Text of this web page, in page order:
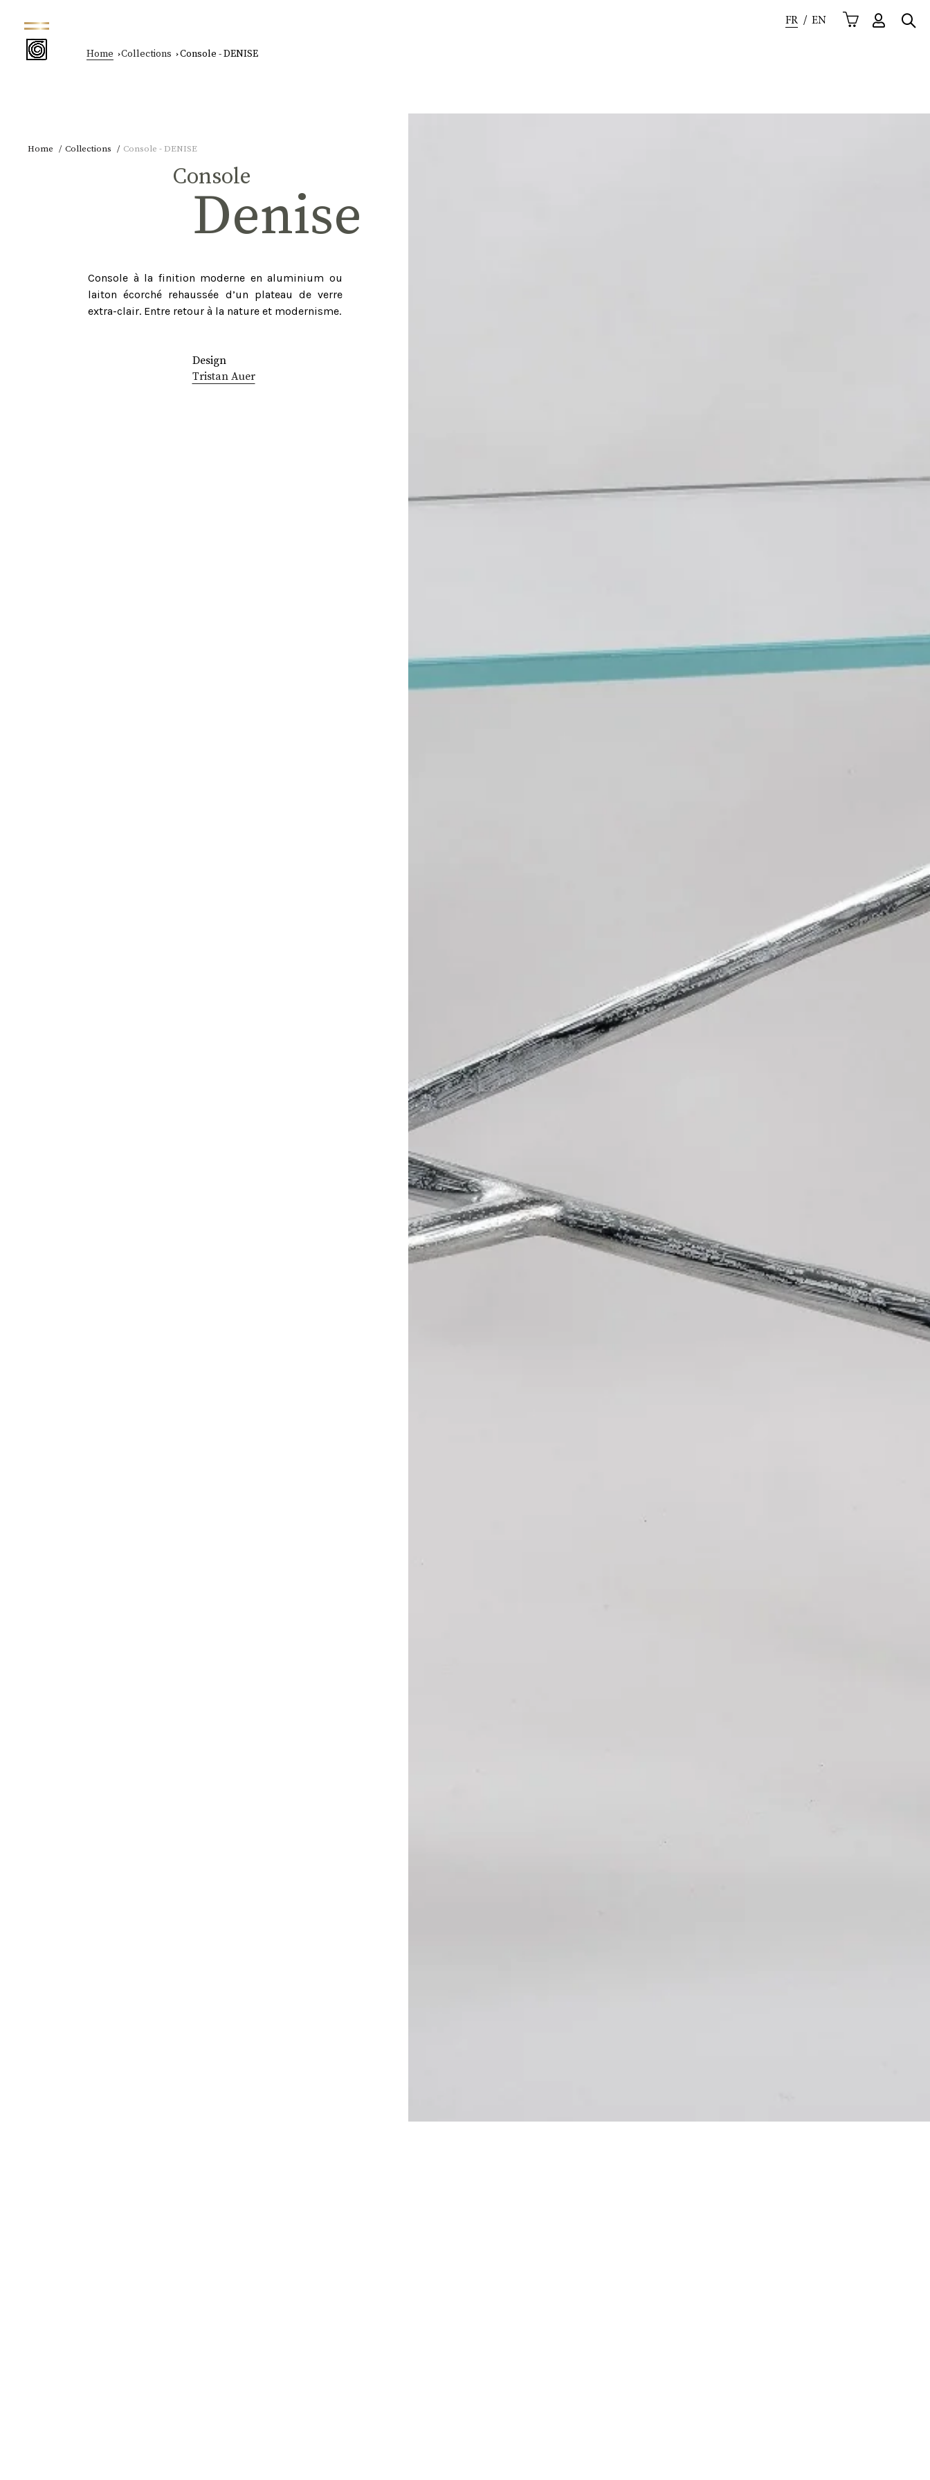
Home Collections Console - DENISE
Home Collections Console - DENISE
Console
denise
Console à la finition moderne en aluminium ou
laiton écorché rehaussée d’un plateau de verre
extra-clair. Entre retour à la nature et modernisme.
Design
Tristan Auer
FR EN